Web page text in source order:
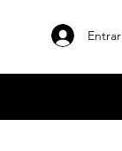
Entrar